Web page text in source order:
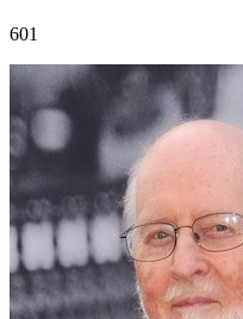
601